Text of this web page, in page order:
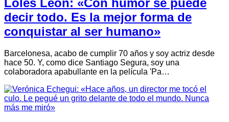
Loles León: «Con humor se puede
decir todo. Es la mejor forma de
conquistar al ser humano»
Barcelonesa, acabo de cumplir 70 años y soy actriz desde
hace 50. Y, como dice Santiago Segura, soy una
colaboradora apabullante en la película 'Pa…